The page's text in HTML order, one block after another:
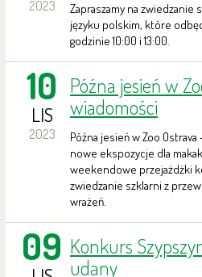
2023
Zapraszamy na
języku polskim, które
godzinie 10:00 i 13:00.
10
LIS
2023
Późna jesień w
wiadomości
Późna jesień w Zoo
nowe ekspozycje dla
weekendowe przejażdżki
zwiedzanie szklarni z
wrażeń.
09 Konkurs
udany